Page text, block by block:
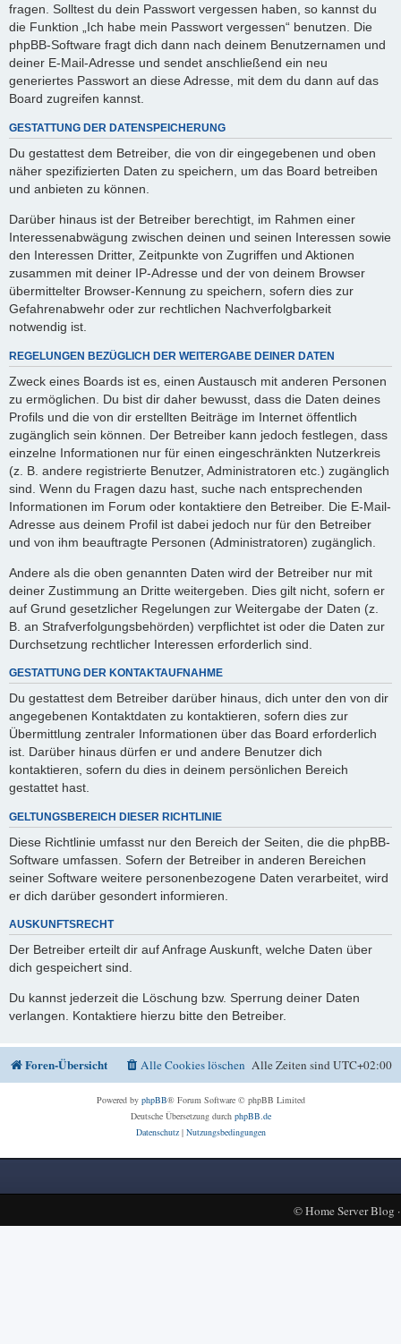
fragen. Solltest du dein Passwort vergessen haben, so kannst du
die Funktion „Ich habe mein Passwort vergessen“ benutzen. Die
phpBB-Software fragt dich dann nach deinem Benutzernamen und
deiner E-Mail-Adresse und sendet anschließend ein neu
generiertes Passwort an diese Adresse, mit dem du dann auf das
Board zugreifen kannst.
GESTATTUNG DER DATENSPEICHERUNG
Du gestattest dem Betreiber, die von dir eingegebenen und oben
näher spezifizierten Daten zu speichern, um das Board betreiben
und anbieten zu können.
Darüber hinaus ist der Betreiber berechtigt, im Rahmen einer
Interessenabwägung zwischen deinen und seinen Interessen sowie
den Interessen Dritter, Zeitpunkte von Zugriffen und Aktionen
zusammen mit deiner IP-Adresse und der von deinem Browser
übermittelter Browser-Kennung zu speichern, sofern dies zur
Gefahrenabwehr oder zur rechtlichen Nachverfolgbarkeit
notwendig ist.
REGELUNGEN BEZÜGLICH DER WEITERGABE DEINER DATEN
Zweck eines Boards ist es, einen Austausch mit anderen Personen
zu ermöglichen. Du bist dir daher bewusst, dass die Daten deines
Profils und die von dir erstellten Beiträge im Internet öffentlich
zugänglich sein können. Der Betreiber kann jedoch festlegen, dass
einzelne Informationen nur für einen eingeschränkten Nutzerkreis
(z. B. andere registrierte Benutzer, Administratoren etc.) zugänglich
sind. Wenn du Fragen dazu hast, suche nach entsprechenden
Informationen im Forum oder kontaktiere den Betreiber. Die E-Mail-
Adresse aus deinem Profil ist dabei jedoch nur für den Betreiber
und von ihm beauftragte Personen (Administratoren) zugänglich.
Andere als die oben genannten Daten wird der Betreiber nur mit
deiner Zustimmung an Dritte weitergeben. Dies gilt nicht, sofern er
auf Grund gesetzlicher Regelungen zur Weitergabe der Daten (z.
B. an Strafverfolgungsbehörden) verpflichtet ist oder die Daten zur
Durchsetzung rechtlicher Interessen erforderlich sind.
GESTATTUNG DER KONTAKTAUFNAHME
Du gestattest dem Betreiber darüber hinaus, dich unter den von dir
angegebenen Kontaktdaten zu kontaktieren, sofern dies zur
Übermittlung zentraler Informationen über das Board erforderlich
ist. Darüber hinaus dürfen er und andere Benutzer dich
kontaktieren, sofern du dies in deinem persönlichen Bereich
gestattet hast.
GELTUNGSBEREICH DIESER RICHTLINIE
Diese Richtlinie umfasst nur den Bereich der Seiten, die die phpBB-
Software umfassen. Sofern der Betreiber in anderen Bereichen
seiner Software weitere personenbezogene Daten verarbeitet, wird
er dich darüber gesondert informieren.
AUSKUNFTSRECHT
Der Betreiber erteilt dir auf Anfrage Auskunft, welche Daten über
dich gespeichert sind.
Du kannst jederzeit die Löschung bzw. Sperrung deiner Daten
verlangen. Kontaktiere hierzu bitte den Betreiber.
Foren-Übersicht Alle Zeiten sindUTC+02:00
Alle Cookies löschen
Powered by phpBB® Forum Software © phpBB Limited
Deutsche Übersetzung durch phpBB.de
Datenschutz| Nutzungsbedingungen
©Home Server Blog